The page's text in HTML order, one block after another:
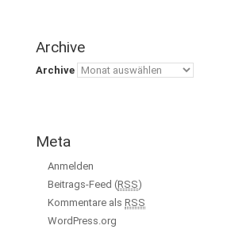
Archive
Archive
Meta
Anmelden
Beitrags-Feed (RSS)
Kommentare als RSS
WordPress.org